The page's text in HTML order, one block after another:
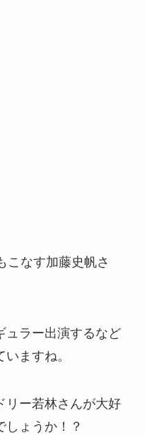
こなす加藤史帆さ
ュラー出演するなど
ますね。
リー若林さんが大好
しょうか！？